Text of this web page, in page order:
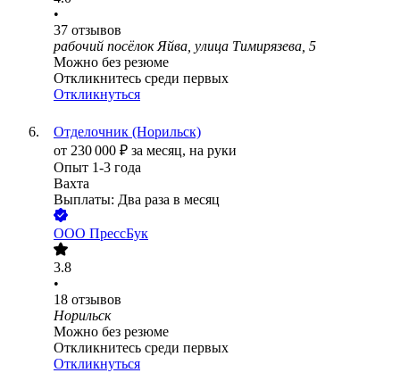
•
37 отзывов
рабочий посёлок Яйва, улица Тимирязева, 5
Можно без резюме
Откликнитесь среди первых
Откликнуться
Отделочник (Норильск)
от 230 000 ₽ за месяц, на руки
Опыт 1-3 года
Вахта
Выплаты: Два раза в месяц
ООО ПрессБук
3.8
•
18 отзывов
Норильск
Можно без резюме
Откликнитесь среди первых
Откликнуться